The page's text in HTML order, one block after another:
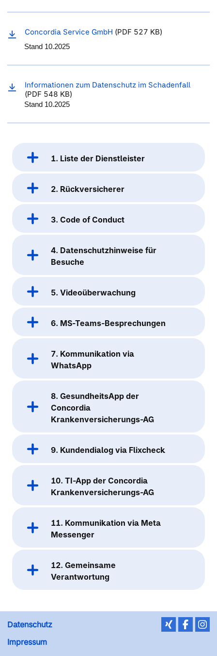
Concordia Service GmbH (PDF 527 KB)
Stand 10.2025
Informationen zum Datenschutz im Schadenfall
(PDF 548 KB)
Stand 10.2025
1. Liste der Dienstleister
2. Rückversicherer
3. Code of Conduct
4. Datenschutzhinweise für
Besuche
5. Videoüberwachung
6. MS-Teams-Besprechungen
7. Kommunikation via
WhatsApp
8. GesundheitsApp der
Concordia
Krankenversicherungs-AG
9. Kundendialog via Flixcheck
10. TI-App der Concordia
Krankenversicherungs-AG
11. Kommunikation via Meta
Messenger
12. Gemeinsame
Verantwortung
Datenschutz
Impressum